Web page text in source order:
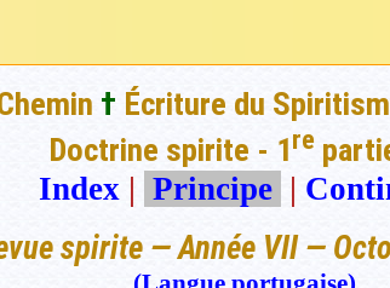
† Écriture du
Doctrine spirite - 1re
Index | Principe |
spirite — Année VII —